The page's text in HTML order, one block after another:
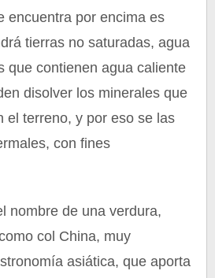
encuentra por encima es
tierras no saturadas, agua
que contienen agua caliente
disolver los minerales que
el terreno, y por eso se las
con fines
nombre de una verdura,
col China, muy
asiática, que aporta